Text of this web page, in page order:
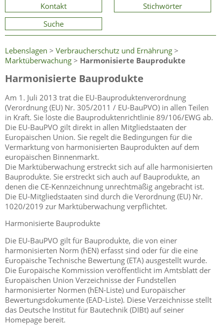
Kontakt
Stichwörter
Suche
Lebenslagen > Verbraucherschutz und Ernährung >
Marktüberwachung > Harmonisierte Bauprodukte
Harmonisierte Bauprodukte
Am 1. Juli 2013 trat die EU-Bauproduktenverordnung
(Verordnung (EU) Nr. 305/2011 / EU-BauPVO) in allen Teilen
in Kraft. Sie löste die Bauproduktenrichtlinie 89/106/EWG ab.
Die EU-BauPVO gilt direkt in allen Mitgliedstaaten der
Europäischen Union. Sie regelt die Bedingungen für die
Vermarktung von harmonisierten Bauprodukten auf dem
europäischen Binnenmarkt.
Die Marktüberwachung erstreckt sich auf alle harmonisierten
Bauprodukte. Sie erstreckt sich auch auf Bauprodukte, an
denen die CE-Kennzeichnung unrechtmäßig angebracht ist.
Die EU-Mitgliedstaaten sind durch die Verordnung (EU) Nr.
1020/2019 zur Marktüberwachung verpflichtet.
Harmonisierte Bauprodukte
Die EU-BauPVO gilt für Bauprodukte, die von einer
harmonisierten Norm (hEN) erfasst sind oder für die eine
Europäische Technische Bewertung (ETA) ausgestellt wurde.
Die Europäische Kommission veröffentlicht im Amtsblatt der
Europäischen Union Verzeichnisse der Fundstellen
harmonisierter Normen (hEN-Liste) und Europäischer
Bewertungsdokumente (EAD-Liste). Diese Verzeichnisse stellt
das Deutsche Institut für Bautechnik (DIBt) auf seiner
Homepage bereit.